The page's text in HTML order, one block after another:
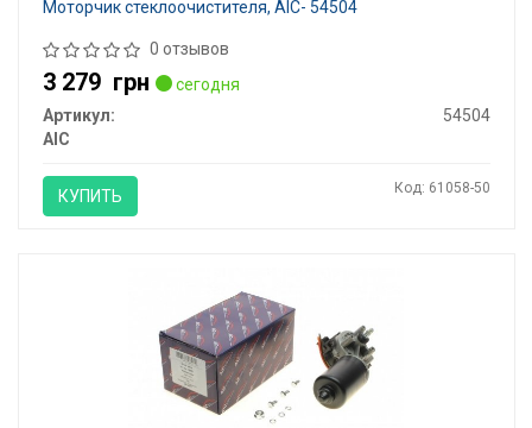
Моторчик стеклоочистителя, AIC- 54504
0 отзывов
3 279 грн
сегодня
Артикул:
54504
AIC
КУПИТЬ Код: 61058-50